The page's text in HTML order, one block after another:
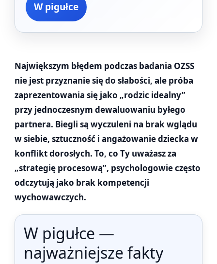
W pigułce
Największym błędem podczas badania OZSS
nie jest przyznanie się do słabości, ale próba
zaprezentowania się jako „rodzic idealny”
przy jednoczesnym dewaluowaniu byłego
partnera. Biegli są wyczuleni na brak wglądu
w siebie, sztuczność i angażowanie dziecka w
konflikt dorosłych. To, co Ty uważasz za
„strategię procesową”, psychologowie często
odczytują jako brak kompetencji
wychowawczych.
W pigułce —
najważniejsze fakty